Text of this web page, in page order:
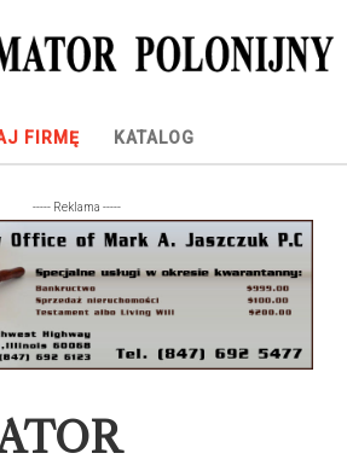
FIRMĘ KATALOG
----- Reklama -----